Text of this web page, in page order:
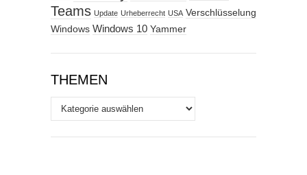
Teams Update Urheberrecht USA Verschlüsselung
Windows Windows 10 Yammer
THEMEN
Themen